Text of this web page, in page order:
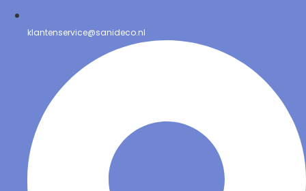
klantenservice@sanideco.nl